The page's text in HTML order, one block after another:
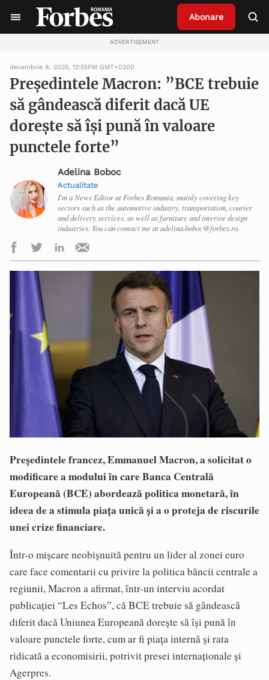
Abonare
ADVERTISEMENT
decembrie 8, 2025, 12:55PM GMT+0200
Președintele Macron: ”BCE trebuie
să gândească diferit dacă UE
doreşte să îşi pună în valoare
punctele forte”
Adelina Boboc
Actualitate
I'm a News Editor at Forbes Romania, mainly covering key
sectors such as the automotive industry, transportation, courier
and delivery services, as well as furniture and interior design
industries. You can contact me at adelina.boboc@forbes.ro.
Preşedintele francez, Emmanuel Macron, a solicitat o
modificare a modului în care Banca Centrală
Europeană (BCE) abordează politica monetară, în
ideea de a stimula piaţa unică şi a o proteja de riscurile
unei crize financiare.
Într-o mişcare neobişnuită pentru un lider al zonei euro
care face comentarii cu privire la politica băncii centrale a
regiunii, Macron a afirmat, într-un interviu acordat
publicaţiei “Les Echos”, că BCE trebuie să gândească
diferit dacă Uniunea Europeană doreşte să îşi pună în
valoare punctele forte, cum ar fi piaţa internă şi rata
ridicată a economisirii, potrivit presei internaționale și
Agerpres.